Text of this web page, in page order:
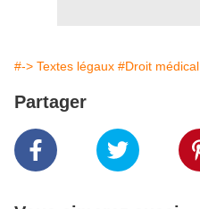
#-> Textes légaux #Droit médical
Partager